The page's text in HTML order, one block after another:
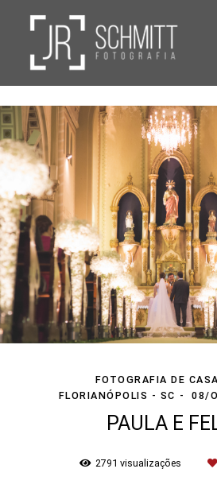
FOTOGRAFIA DE
FLORIANÓPOLIS - SC
08/
PAULA E
2791 visualizações